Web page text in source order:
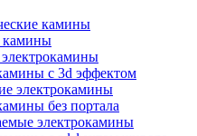
камины
камины
с 3d эффектом
электрокамины
без портала
электрокамины